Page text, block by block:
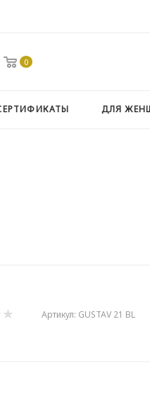
0
ДЛЯ
Артикул: GUSTAV 21 BL